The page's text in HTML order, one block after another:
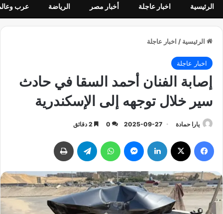
الرئيسية اخبار عاجلة أخبار مصر الرياضة عرب
الرئيسية / اخبار عاجلة
اخبار عاجلة
إصابة الفنان أحمد السقا في حادث
سير خلال توجهه إلى الإسكندرية
يارا حمادة 2025-09-27
0